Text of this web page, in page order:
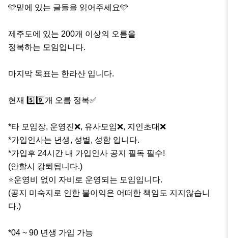
🩵밑에 있는 글들을 읽어주세요🩵
제주도에 있는 200개 이상의 오름을
정복하는 모임입니다.
마지막 목표는 한라산 입니다.
현재 5️⃣9️⃣개 오름 정복✅
*타 모임장, 운영진❌, 유사모임❌, 지인초대❌
*가입인사는 년생, 성별, 성함 입니다.
*가입후 24시간 내 가입인사 공지 필독 필수!
(안할시 강퇴됩니다.)
⭐운영비 없이 자비로 운영되는 모임입니다.
(공지 미숙지로 인한 불이익은 어떠한 책임도 지지않습니
다.)
*04 ~ 90 년생 가입 가능